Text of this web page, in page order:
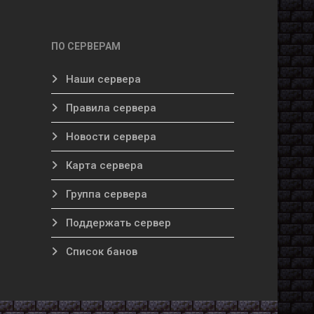
ПО СЕРВЕРАМ
Наши сервера
Правила сервера
Новости сервера
Карта сервера
Группа сервера
Поддержать сервер
Список банов